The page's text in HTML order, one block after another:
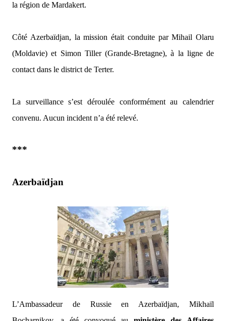
la région de Mardakert.
Côté Azerbaïdjan, la mission était conduite par Mihail Olaru
(Moldavie) et Simon Tiller (Grande-Bretagne), à la ligne de
contact dans le district de Terter.
La surveillance s’est déroulée conformément au calendrier
convenu. Aucun incident n’a été relevé.
***
Azerbaïdjan
L’Ambassadeur de Russie en Azerbaïdjan, Mikhaïl